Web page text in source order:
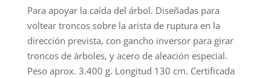
Para apoyar la caída del árbol. Diseñadas para
voltear troncos sobre la arista de ruptura en la
dirección prevista, con gancho inversor para girar
troncos de árboles, y acero de aleación especial.
Peso aprox. 3.400 g. Longitud 130 cm. Certificada